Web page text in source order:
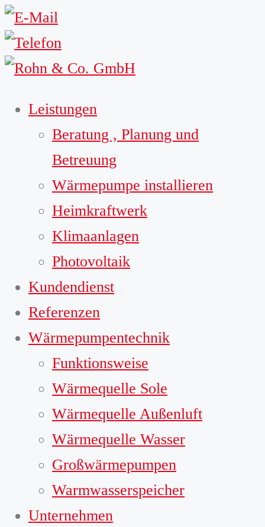
Leistungen
Beratung , Planung und
Betreuung
Wärmepumpe installieren
Heimkraftwerk
Klimaanlagen
Photovoltaik
Kundendienst
Referenzen
Wärmepumpentechnik
Funktionsweise
Wärmequelle Sole
Wärmequelle Außenluft
Wärmequelle Wasser
Großwärmepumpen
Warmwasserspeicher
Unternehmen